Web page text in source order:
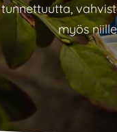
tunnettuutta,
myös